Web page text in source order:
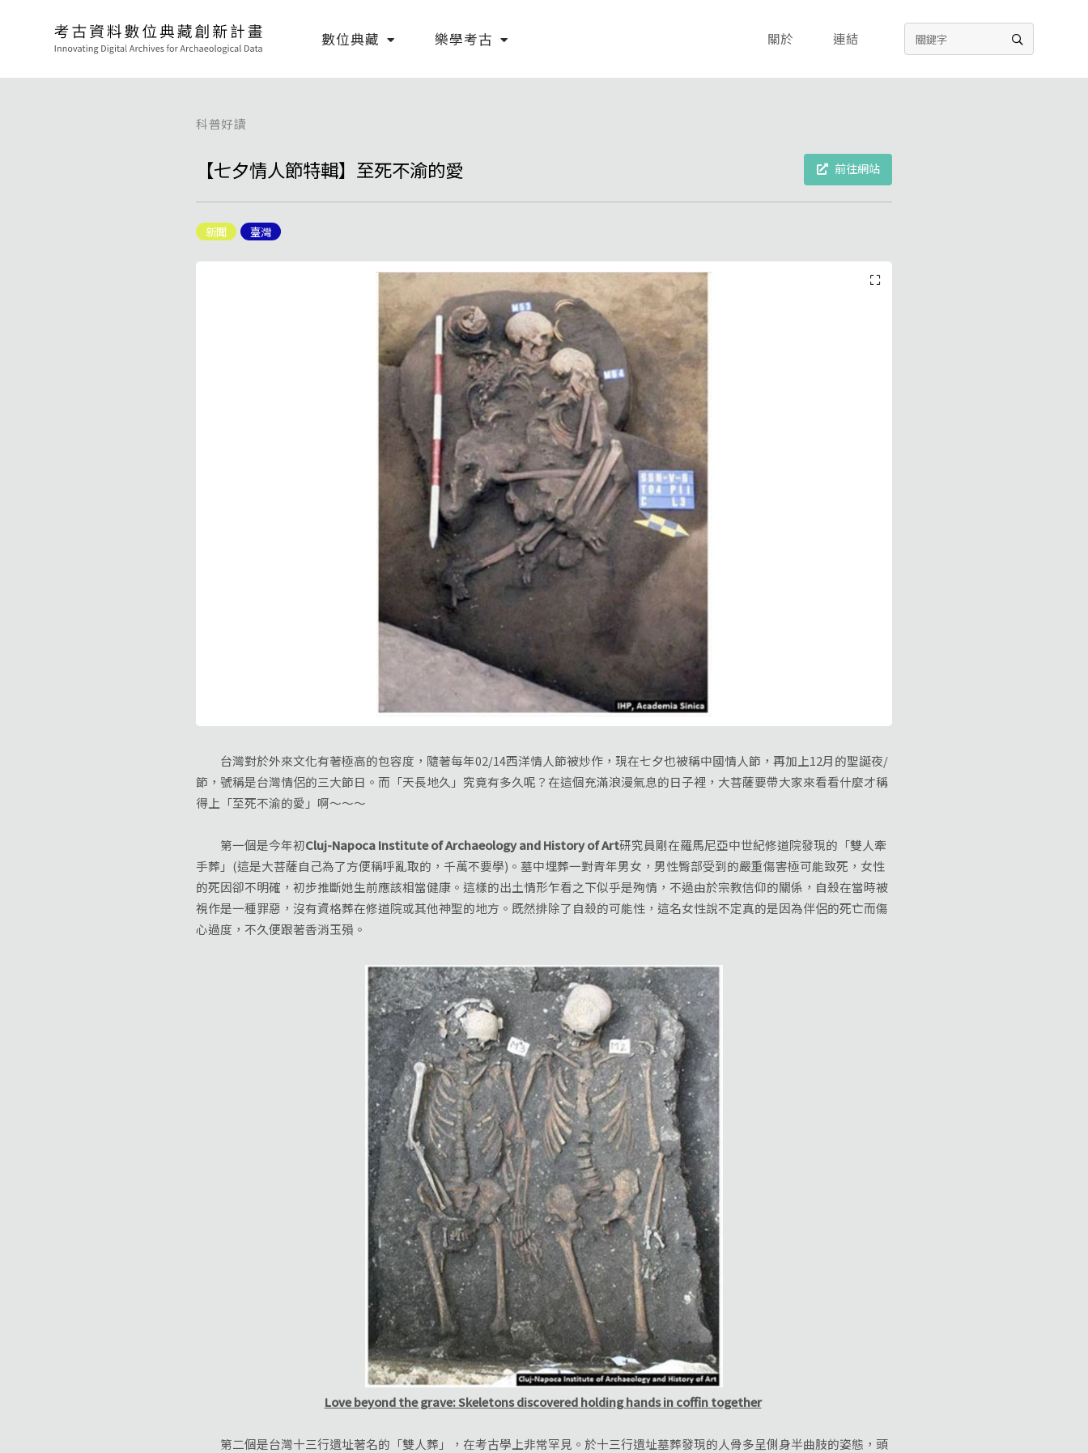
數位典藏 樂學考古 關於 連結
科普好讀
【七夕情人節特輯】至死不渝的愛 前往網站
新聞 臺灣
台灣對於外來文化有著極高的包容度，隨著每年02/14西洋情人節被炒作，現在七夕也被稱中國情人節，再加上12月的聖誕夜/
節，號稱是台灣情侶的三大節日。而「天長地久」究竟有多久呢？在這個充滿浪漫氣息的日子裡，大菩薩要帶大家來看看什麼才稱
得上「至死不渝的愛」啊～～～
第一個是今年初Cluj-Napoca Institute of Archaeology and History of Art研究員剛在羅馬尼亞中世紀修道院發現的「雙人牽
手葬」(這是大菩薩自己為了方便稱呼亂取的，千萬不要學)。墓中埋葬一對青年男女，男性臀部受到的嚴重傷害極可能致死，女性
的死因卻不明確，初步推斷她生前應該相當健康。這樣的出土情形乍看之下似乎是殉情，不過由於宗教信仰的關係，自殺在當時被
視作是一種罪惡，沒有資格葬在修道院或其他神聖的地方。既然排除了自殺的可能性，這名女性說不定真的是因為伴侶的死亡而傷
心過度，不久便跟著香消玉殞。
Love beyond the grave: Skeletons discovered holding hands in coffin together
第二個是台灣十三行遺址著名的「雙人葬」，在考古學上非常罕見。於十三行遺址墓葬發現的人骨多呈側身半曲肢的姿態，頭